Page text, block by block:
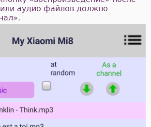
аудио файлов должно